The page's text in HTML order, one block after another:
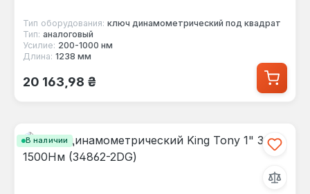
Тип оборудования: ключ динамометрический под квадрат
Тип: аналоговый
Усилие: 200-1000 нм
Длина: 1238 мм
Обычная цена:
20 163,98 ₴
В наличии